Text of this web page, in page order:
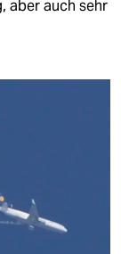
aber auch sehr